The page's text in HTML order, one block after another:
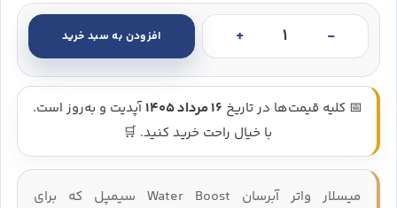
میسلار واتر آبرسان Water Boost سیمپل که برای
📅 کلیه قیمت‌ها در تاریخ 16 مرداد 1405
آپدیت و به‌روز است.
با خیال راحت خرید کنید. 🛒
میسلار واتر واتر بوست سیمپل 400 میل - Simple Water Boost Hydrating Micellar Water عددافزودن به سبد خرید